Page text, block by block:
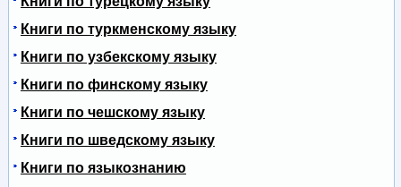
Книги по туркменскому языку
Книги по узбекскому языку
Книги по финскому языку
Книги по чешскому языку
Книги по шведскому языку
Книги по языкознанию